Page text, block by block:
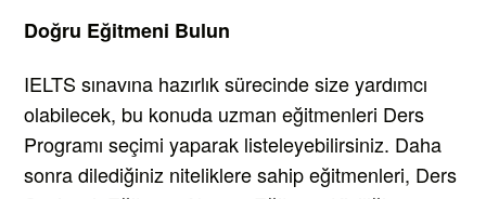
Doğru Eğitmeni Bulun
IELTS sınavına hazırlık sürecinde size yardımcı
olabilecek, bu konuda uzman eğitmenleri Ders
Programı seçimi yaparak listeleyebilirsiniz. Daha
sonra dilediğiniz niteliklere sahip eğitmenleri, Ders